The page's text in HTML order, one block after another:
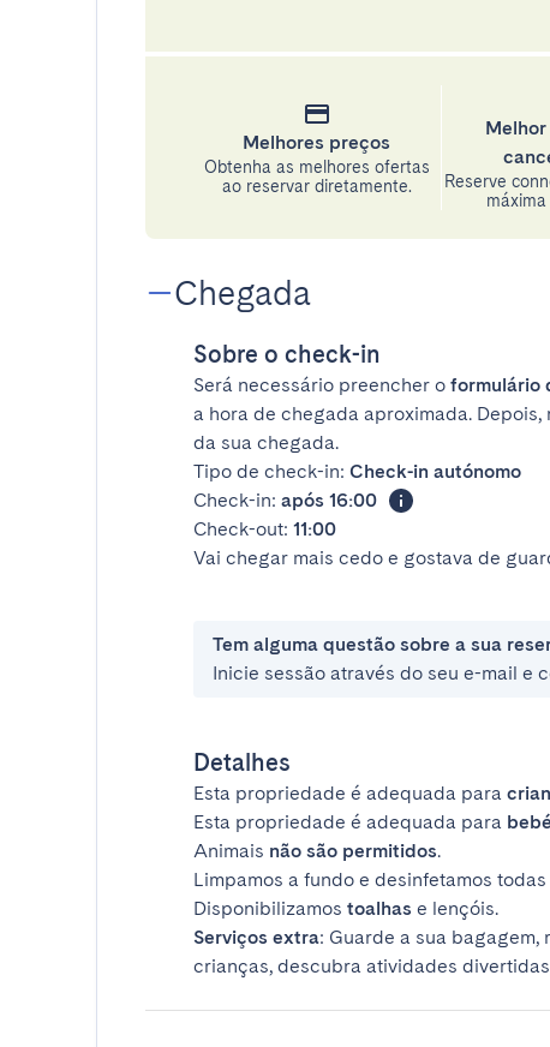
Melhores preços
Obtenha as melhores ofertas
ao reservar diretamente.
Reserve
Chegada
Sobre o check-in
Será necessário preencher o formulário
a hora de chegada aproximada. Depois,
da sua chegada.
Tipo de check-in: Check-in autónomo
Check-in: após 16:00
Check-out: 11:00
Vai chegar mais cedo e gostava de
Tem alguma questão sobre a sua
Inicie sessão através do seu e-mail e
Detalhes
Esta propriedade é adequada para
Esta propriedade é adequada para
Animais não são permitidos.
Limpamos a fundo e desinfetamos
Disponibilizamos toalhas e lençóis.
Serviços extra: Guarde a sua
crianças, descubra atividades